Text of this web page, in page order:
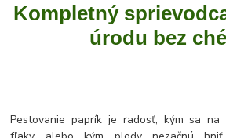
Kompletný
úrodu bez
Pestovanie paprík je radosť, kým sa na